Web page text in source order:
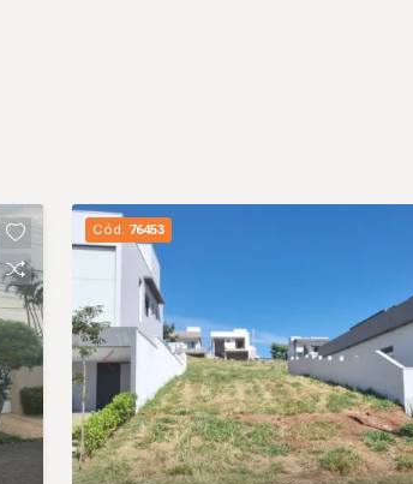
Cód. 76453